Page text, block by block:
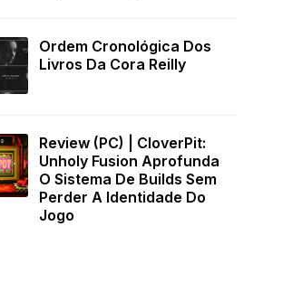
Ordem Cronológica Dos
Livros Da Cora Reilly
Review (PC) | CloverPit:
Unholy Fusion Aprofunda
O Sistema De Builds Sem
Perder A Identidade Do
Jogo